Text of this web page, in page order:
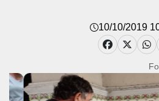
10/10/2019